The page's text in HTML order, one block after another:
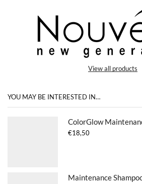
View all products
YOU MAY BE INTERESTED IN…
ColorGlow
€18,50
Maintenance